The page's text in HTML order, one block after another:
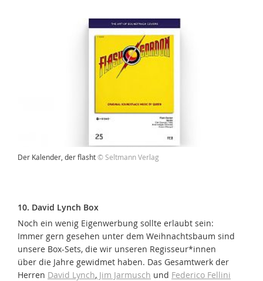
Der Kalender, der flasht© Seltmann Verlag
10. David Lynch Box
Noch ein wenig Eigenwerbung sollte erlaubt sein:
Immer gern gesehen unter dem Weihnachtsbaum sind
unsere Box-Sets, die wir unseren Regisseur*innen
über die Jahre gewidmet haben. Das Gesamtwerk der
Herren David Lynch, Jim Jarmusch und Federico Fellini